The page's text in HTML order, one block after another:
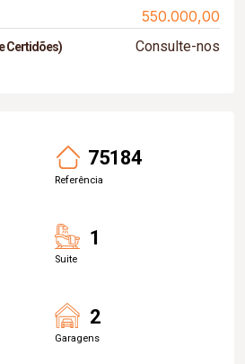
550.000,00
Certidões) Consulte-nos
75184
Referência
1
Suite
2
Garagens